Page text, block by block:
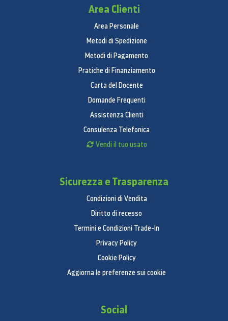
Area Clienti
Area Personale
Metodi di Spedizione
Metodi di Pagamento
Pratiche di Finanziamento
Carta del Docente
Domande Frequenti
Assistenza Clienti
Consulenza Telefonica
Vendi il tuo usato
Sicurezza e Trasparenza
Condizioni di Vendita
Diritto di recesso
Termini e Condizioni Trade-In
Privacy Policy
Cookie Policy
Aggiorna le preferenze sui cookie
Social